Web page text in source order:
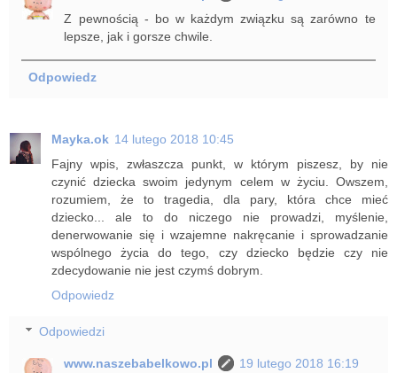
Z pewnością - bo w każdym związku są zarówno te
lepsze, jak i gorsze chwile.
Odpowiedz
Mayka.ok 14 lutego 2018 10:45
Fajny wpis, zwłaszcza punkt, w którym piszesz, by nie
czynić dziecka swoim jedynym celem w życiu. Owszem,
rozumiem, że to tragedia, dla pary, która chce mieć
dziecko... ale to do niczego nie prowadzi, myślenie,
denerwowanie się i wzajemne nakręcanie i sprowadzanie
wspólnego życia do tego, czy dziecko będzie czy nie
zdecydowanie nie jest czymś dobrym.
Odpowiedz
Odpowiedzi
www.naszebabelkowo.pl
19 lutego 2018 16:19